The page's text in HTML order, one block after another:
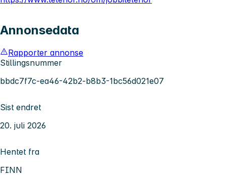
Annonsedata
Rapporter annonse
Stillingsnummer
bbdc7f7c-ea46-42b2-b8b3-1bc56d021e07
Sist endret
20. juli 2026
Hentet fra
FINN